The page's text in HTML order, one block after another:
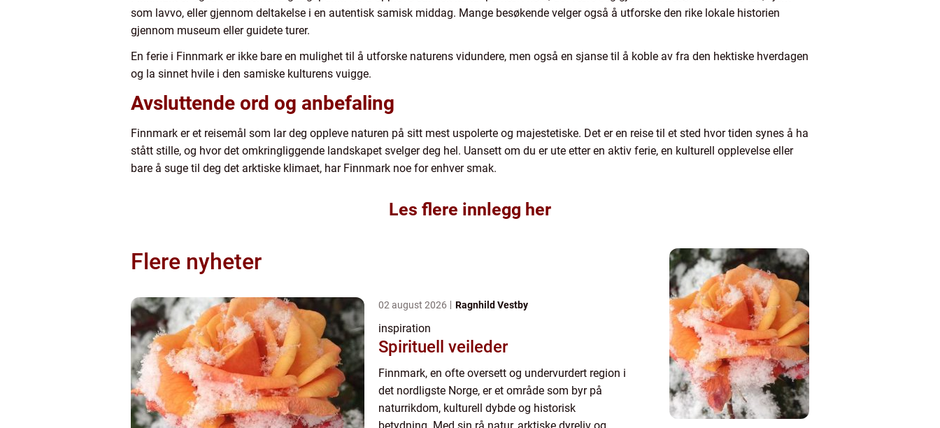
som lavvo, eller gjennom deltakelse i en autentisk samisk middag. Mange besøkende velger også å utforske den rike lokale historien
gjennom museum eller guidete turer.
En ferie i Finnmark er ikke bare en mulighet til å utforske naturens vidundere, men også en sjanse til å koble av fra den hektiske hverdagen
og la sinnet hvile i den samiske kulturens vuigge.
Avsluttende ord og anbefaling
Finnmark er et reisemål som lar deg oppleve naturen på sitt mest uspolerte og majestetiske. Det er en reise til et sted hvor tiden synes å ha
stått stille, og hvor det omkringliggende landskapet svelger deg hel. Uansett om du er ute etter en aktiv ferie, en kulturell opplevelse eller
bare å suge til deg det arktiske klimaet, har Finnmark noe for enhver smak.
Les flere innlegg her
Flere nyheter
02 august 2026 Ragnhild Vestby
inspiration
Spirituell veileder
Finnmark, en ofte oversett og undervurdert region i
det nordligste Norge, er et område som byr på
naturrikdom, kulturell dybde og historisk